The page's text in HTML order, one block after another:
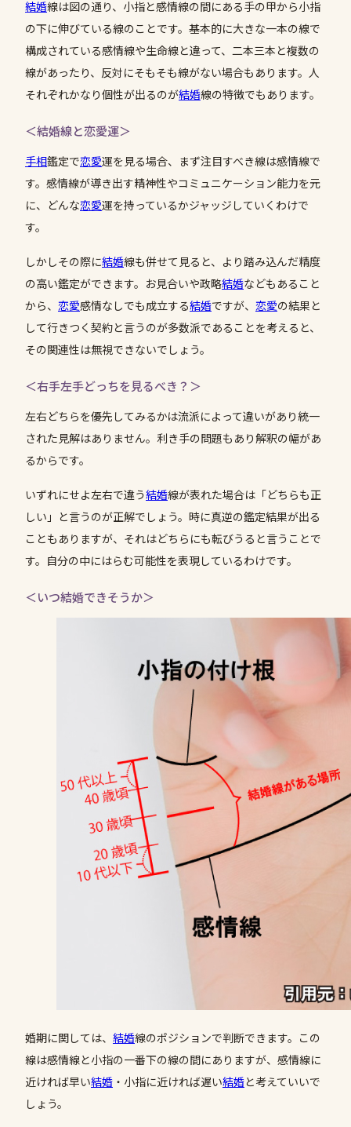
結婚線は図の通り、小指と感情線の間にある手の甲から小指
の下に伸びている線のことです。基本的に大きな一本の線で
構成されている感情線や生命線と違って、二本三本と複数の
線があったり、反対にそもそも線がない場合もあります。人
それぞれかなり個性が出るのが結婚線の特徴でもあります。
＜結婚線と恋愛運＞
手相鑑定で恋愛運を見る場合、まず注目すべき線は感情線で
す。感情線が導き出す精神性やコミュニケーション能力を元
に、どんな恋愛運を持っているかジャッジしていくわけで
す。
しかしその際に結婚線も併せて見ると、より踏み込んだ精度
の高い鑑定ができます。お見合いや政略結婚などもあること
から、 恋愛感情なしでも成立する結婚ですが、 恋愛の結果と
して行きつく契約と言うのが多数派であることを考えると、
その関連性は無視できないでしょう。
＜右手左手どっちを見るべき？＞
左右どちらを優先してみるかは流派によって違いがあり統一
された見解はありません。利き手の問題もあり解釈の幅があ
るからです。
いずれにせよ左右で違う結婚線が表れた場合は「どちらも正
しい」と言うのが正解でしょう。時に真逆の鑑定結果が出る
こともありますが、それはどちらにも転びうると言うことで
す。自分の中にはらむ可能性を表現しているわけです。
＜いつ結婚できそうか＞
婚期に関しては、 結婚線のポジションで判断できます。この
線は感情線と小指の一番下の線の間にありますが、感情線に
近ければ早い結婚 ・小指に近ければ遅い結婚と考えていいで
しょう。